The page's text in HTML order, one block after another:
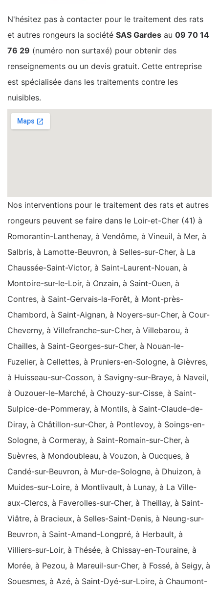
N'hésitez pas à contacter pour le traitement des rats
et autres rongeurs la société SAS Gardes au 09 70 14
76 29 (numéro non surtaxé) pour obtenir des
renseignements ou un devis gratuit. Cette entreprise
est spécialisée dans les traitements contre les
nuisibles.
Nos interventions pour le traitement des rats et autres
rongeurs peuvent se faire dans le Loir-et-Cher (41) à
Romorantin-Lanthenay, à Vendôme, à Vineuil, à Mer, à
Salbris, à Lamotte-Beuvron, à Selles-sur-Cher, à La
Chaussée-Saint-Victor, à Saint-Laurent-Nouan, à
Montoire-sur-le-Loir, à Onzain, à Saint-Ouen, à
Contres, à Saint-Gervais-la-Forêt, à Mont-près-
Chambord, à Saint-Aignan, à Noyers-sur-Cher, à Cour-
Cheverny, à Villefranche-sur-Cher, à Villebarou, à
Chailles, à Saint-Georges-sur-Cher, à Nouan-le-
Fuzelier, à Cellettes, à Pruniers-en-Sologne, à Gièvres,
à Huisseau-sur-Cosson, à Savigny-sur-Braye, à Naveil,
à Ouzouer-le-Marché, à Chouzy-sur-Cisse, à Saint-
Sulpice-de-Pommeray, à Montils, à Saint-Claude-de-
Diray, à Châtillon-sur-Cher, à Pontlevoy, à Soings-en-
Sologne, à Cormeray, à Saint-Romain-sur-Cher, à
Suèvres, à Mondoubleau, à Vouzon, à Oucques, à
Candé-sur-Beuvron, à Mur-de-Sologne, à Dhuizon, à
Muides-sur-Loire, à Montlivault, à Lunay, à La Ville-
aux-Clercs, à Faverolles-sur-Cher, à Theillay, à Saint-
Viâtre, à Bracieux, à Selles-Saint-Denis, à Neung-sur-
Beuvron, à Saint-Amand-Longpré, à Herbault, à
Villiers-sur-Loir, à Thésée, à Chissay-en-Touraine, à
Morée, à Pezou, à Mareuil-sur-Cher, à Fossé, à Seigy, à
Souesmes, à Azé, à Saint-Dyé-sur-Loire, à Chaumont-